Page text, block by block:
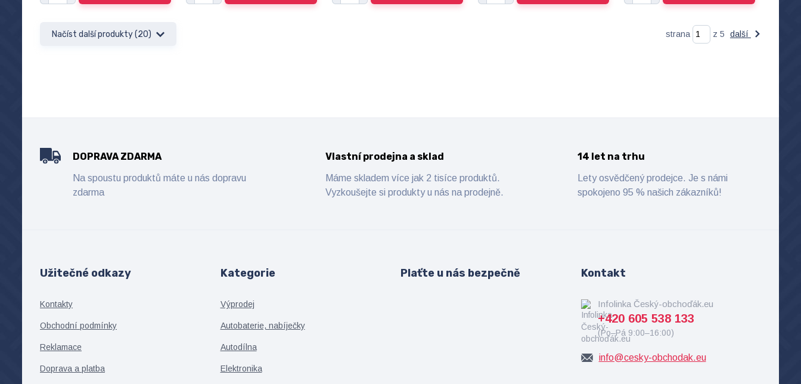
Načíst další produkty (20) strana z 5 další
DOPRAVA ZDARMA
Na spoustu produktů máte u nás dopravu
zdarma
Vlastní prodejna a sklad
Máme skladem více jak 2 tisíce produktů.
Vyzkoušejte si produkty u nás na prodejně.
14 let na trhu
Lety osvědčený prodejce. Je s námi
spokojeno 95 % našich zákazníků!
Užitečné odkazy
Kontakty
Obchodní podmínky
Reklamace
Doprava a platba
Kategorie
Výprodej
Autobaterie, nabíječky
Autodílna
Elektronika
Plaťte u nás bezpečně Kontakt
Infolinka Český-obchoďák.eu
+420 605 538 133
(Po–Pá 9:00–16:00)
info@cesky-obchodak.eu